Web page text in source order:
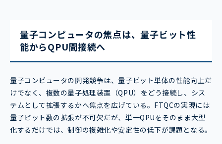
量子コンピュータの焦点は、量子ビット性
能からQPU間接続へ
量子コンピュータの開発競争は、量子ビット単体の性能向上だ
けでなく、複数の量子処理装置（QPU）をどう接続し、シス
テムとして拡張するかへ焦点を広げている。FTQCの実現には
量子ビット数の拡張が不可欠だが、単一QPUをそのまま大型
化するだけでは、制御の複雑化や安定性の低下が課題となる。